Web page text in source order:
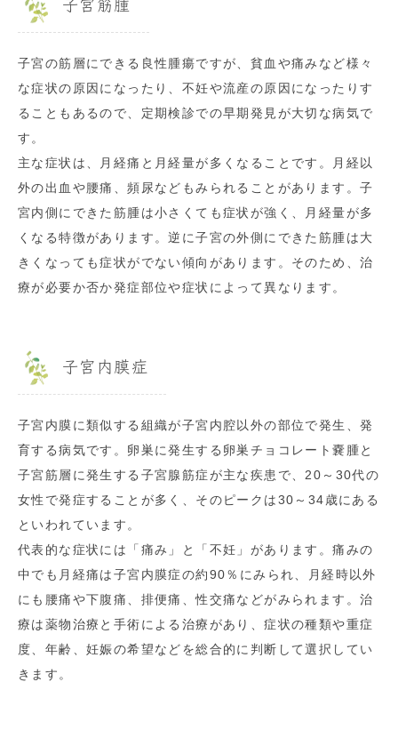
子宮筋腫
子宮の筋層にできる良性腫瘍ですが、貧血や痛みなど様々
な症状の原因になったり、不妊や流産の原因になったりす
ることもあるので、定期検診での早期発見が大切な病気で
す。
主な症状は、月経痛と月経量が多くなることです。月経以
外の出血や腰痛、頻尿などもみられることがあります。子
宮内側にできた筋腫は小さくても症状が強く、月経量が多
くなる特徴があります。逆に子宮の外側にできた筋腫は大
きくなっても症状がでない傾向があります。そのため、治
療が必要か否か発症部位や症状によって異なります。
子宮内膜症
子宮内膜に類似する組織が子宮内腔以外の部位で発生、発
育する病気です。卵巣に発生する卵巣チョコレート嚢腫と
子宮筋層に発生する子宮腺筋症が主な疾患で、20～30代の
女性で発症することが多く、そのピークは30～34歳にある
といわれています。
代表的な症状には「痛み」と「不妊」があります。痛みの
中でも月経痛は子宮内膜症の約90％にみられ、月経時以外
にも腰痛や下腹痛、排便痛、性交痛などがみられます。治
療は薬物治療と手術による治療があり、症状の種類や重症
度、年齢、妊娠の希望などを総合的に判断して選択してい
きます。